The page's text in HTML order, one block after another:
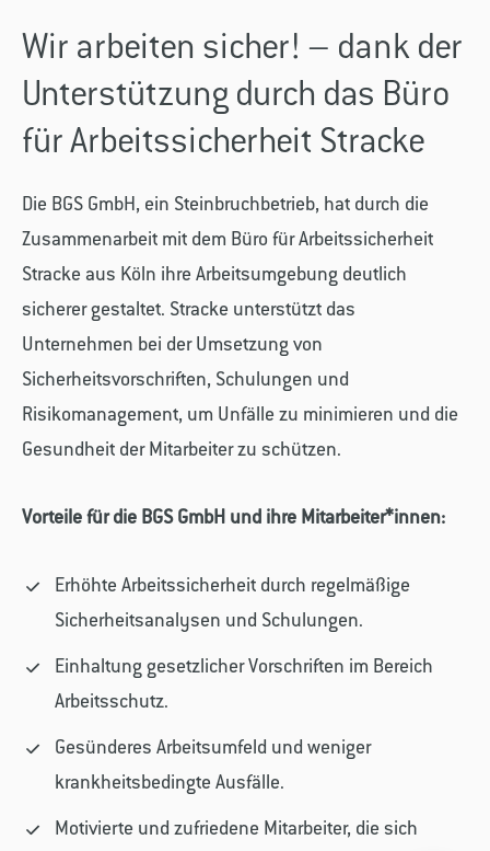
Wir arbeiten sicher! – dank der
Unterstützung durch das Büro
für Arbeitssicherheit Stracke
Die BGS GmbH, ein Steinbruchbetrieb, hat durch die
Zusammenarbeit mit dem Büro für Arbeitssicherheit
Stracke aus Köln ihre Arbeitsumgebung deutlich
sicherer gestaltet. Stracke unterstützt das
Unternehmen bei der Umsetzung von
Sicherheitsvorschriften, Schulungen und
Risikomanagement, um Unfälle zu minimieren und die
Gesundheit der Mitarbeiter zu schützen.
Vorteile für die BGS GmbH und ihre Mitarbeiter*innen:
Erhöhte Arbeitssicherheit durch regelmäßige
Sicherheitsanalysen und Schulungen.
Einhaltung gesetzlicher Vorschriften im Bereich
Arbeitsschutz.
Gesünderes Arbeitsumfeld und weniger
krankheitsbedingte Ausfälle.
Motivierte und zufriedene Mitarbeiter, die sich